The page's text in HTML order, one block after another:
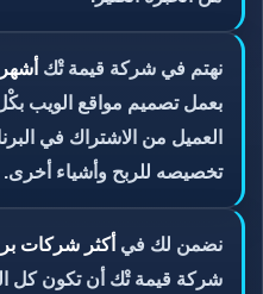
نهتم في شركة قيمة تْك
بعمل تصميم مواقع الويب
العميل من الاشتراك في
تخصيصه للربح وأشياء أخرى.
نضمن لك في أكثر شركات
شركة قيمة تْك أن تكون كل